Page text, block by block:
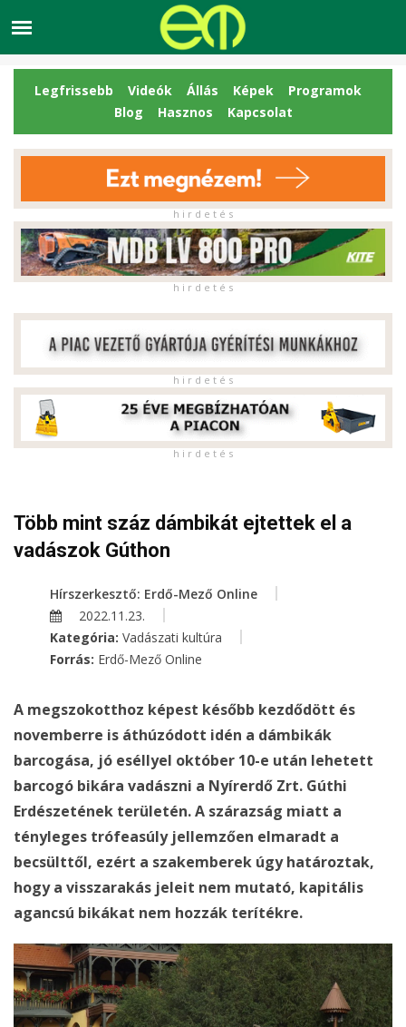
Legfrissebb Videók Állás Képek
Programok
Blog
Hasznos Kapcsolat
h i r d e t é s
h i r d e t é s
h i r d e t é s
h i r d e t é s
Több mint száz dámbikát ejtettek el a
vadászok Gúthon
Hírszerkesztő: Erdő-Mező Online
2022.11.23.
Kategória: Vadászati kultúra
Forrás: Erdő-Mező Online
A megszokotthoz képest később kezdődött és
novemberre is áthúzódott idén a dámbikák
barcogása, jó eséllyel október 10-e után lehetett
barcogó bikára vadászni a Nyírerdő Zrt. Gúthi
Erdészetének területén. A szárazság miatt a
tényleges trófeasúly jellemzően elmaradt a
becsülttől, ezért a szakemberek úgy határoztak,
hogy a visszarakás jeleit nem mutató, kapitális
agancsú bikákat nem hozzák terítékre.